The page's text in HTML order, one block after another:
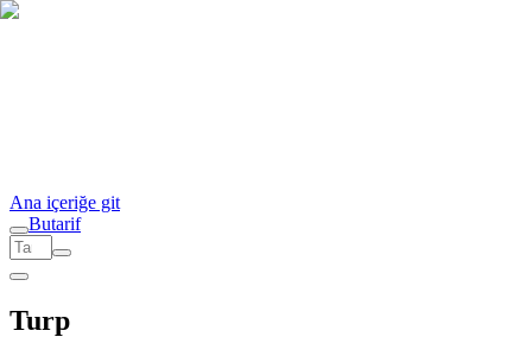
Ana içeriğe git
Butarif
Turp